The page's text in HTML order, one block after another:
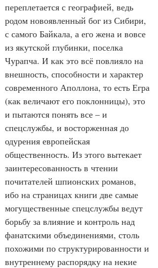
переплетается с географией, ведь
родом новоявленный бог из Сибири,
с самого Байкала, а его жена и вовсе
из якутской глубинки, поселка
Чурапча. И как это всё повлияло на
внешность, способности и характер
современного Аполлона, то есть Егра
(как величают его поклонницы), это
и пытаются понять все – и
спецслужбы, и восторженная до
одурения европейская
общественность. Из этого вытекает
заинтересованность в чтении
почитателей шпионских романов,
ибо на страницах книги две самые
могущественные спецслужбы ведут
борьбу за влияние и контроль над
фанатскими объединениями, столь
похожими по структурированности и
внутреннему распорядку на некие